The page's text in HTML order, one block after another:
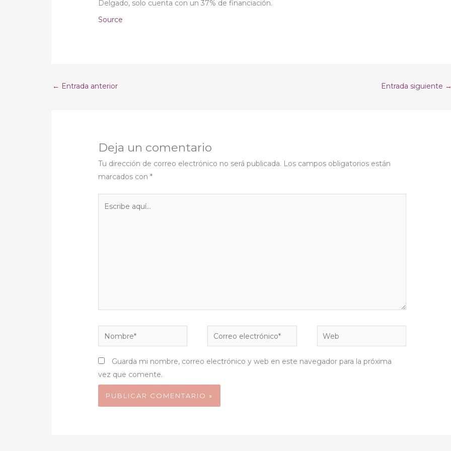
Delgado, solo cuenta con un 37% de financiación.
Source
← Entrada anterior Entrada siguiente
Deja un comentario
Tu dirección de correo electrónico no será publicada. Los campos obligatorios están
marcados con*
Nombre*
Correo
electrónico*
Web
Guarda mi nombre, correo electrónico y web en este navegador para la próxima
vez que comente.